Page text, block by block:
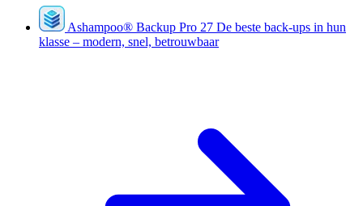
Ashampoo® Backup Pro 27 De beste back-ups in hun
klasse – modern, snel, betrouwbaar